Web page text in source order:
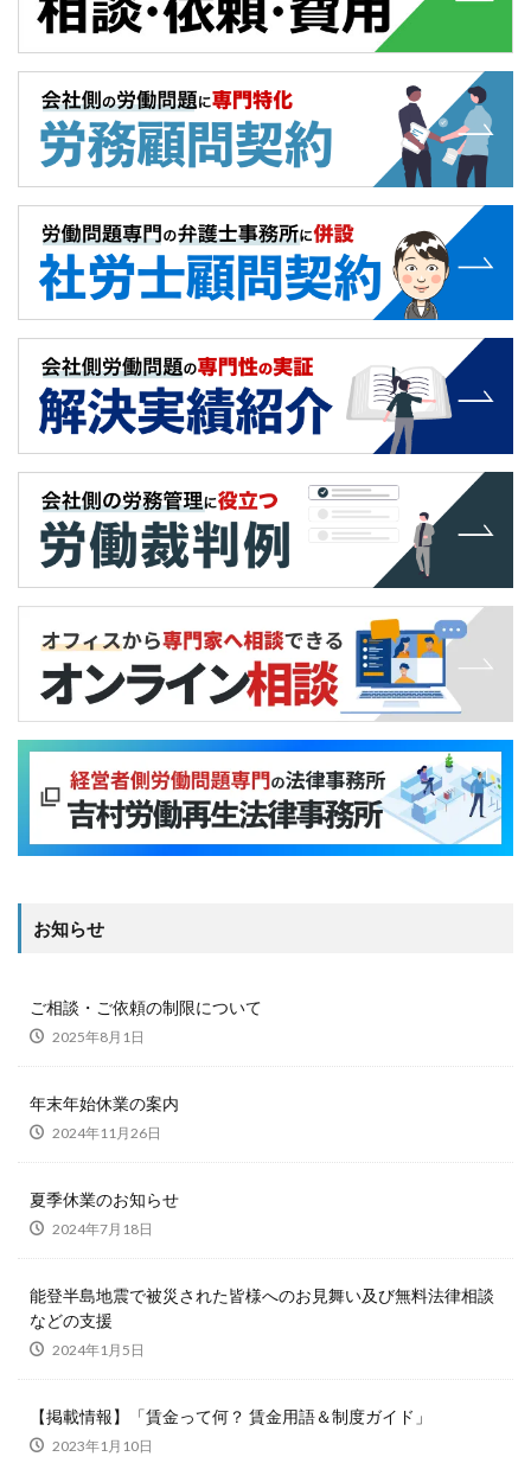
お知らせ
ご相談・ご依頼の制限について
2025年8月1日
年末年始休業の案内
2024年11月26日
夏季休業のお知らせ
2024年7月18日
能登半島地震で被災された皆様へのお見舞い及び無料法律相談
などの支援
2024年1月5日
【掲載情報】「賃金って何？ 賃金用語＆制度ガイド」
2023年1月10日